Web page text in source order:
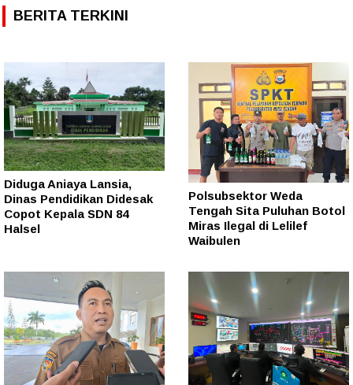
BERITA TERKINI
Diduga Aniaya Lansia,
Dinas Pendidikan Didesak
Copot Kepala SDN 84
Halsel
Polsubsektor Weda
Tengah Sita Puluhan Botol
Miras Ilegal di Lelilef
Waibulen